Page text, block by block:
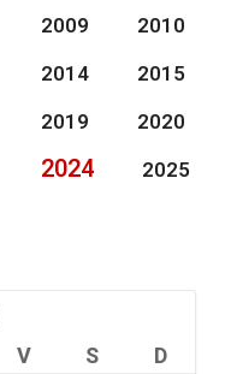
2009
2010
2014
2015
2019
2020
2024
2025
V S
D